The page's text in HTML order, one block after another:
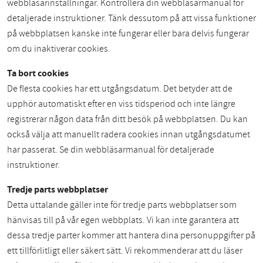
webbläsarinställningar. Kontrollera din webbläsarmanual för
detaljerade instruktioner. Tänk dessutom på att vissa funktioner
på webbplatsen kanske inte fungerar eller bara delvis fungerar
om du inaktiverar cookies.
Ta bort cookies
De flesta cookies har ett utgångsdatum. Det betyder att de
upphör automatiskt efter en viss tidsperiod och inte längre
registrerar någon data från ditt besök på webbplatsen. Du kan
också välja att manuellt radera cookies innan utgångsdatumet
har passerat. Se din webbläsarmanual för detaljerade
instruktioner.
Tredje parts webbplatser
Detta uttalande gäller inte för tredje parts webbplatser som
hänvisas till på vår egen webbplats. Vi kan inte garantera att
dessa tredje parter kommer att hantera dina personuppgifter på
ett tillförlitligt eller säkert sätt. Vi rekommenderar att du läser